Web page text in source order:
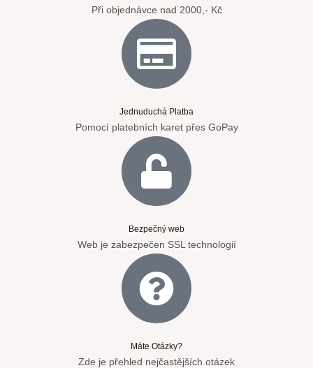
Při objednávce nad 2000,- Kč
Jednuduchá Platba
Pomocí platebních karet přes GoPay
Bezpečný web
Web je zabezpečen SSL technologií
Máte Otázky?
Zde je přehled nejčastějších otázek